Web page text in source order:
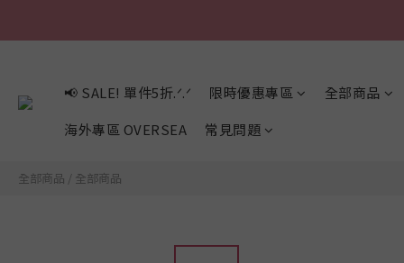
📢 SALE! 單件5折.ᐟ.ᐟ 限時優惠專區
全部商品
海外專區 OVERSEA
常見問題
全部商品 / 全部商品